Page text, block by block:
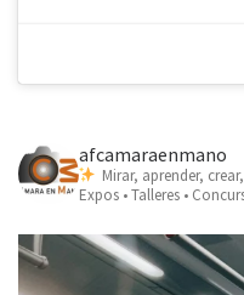
afcamaraenmano
Mirar, aprender,
Expos • Talleres •